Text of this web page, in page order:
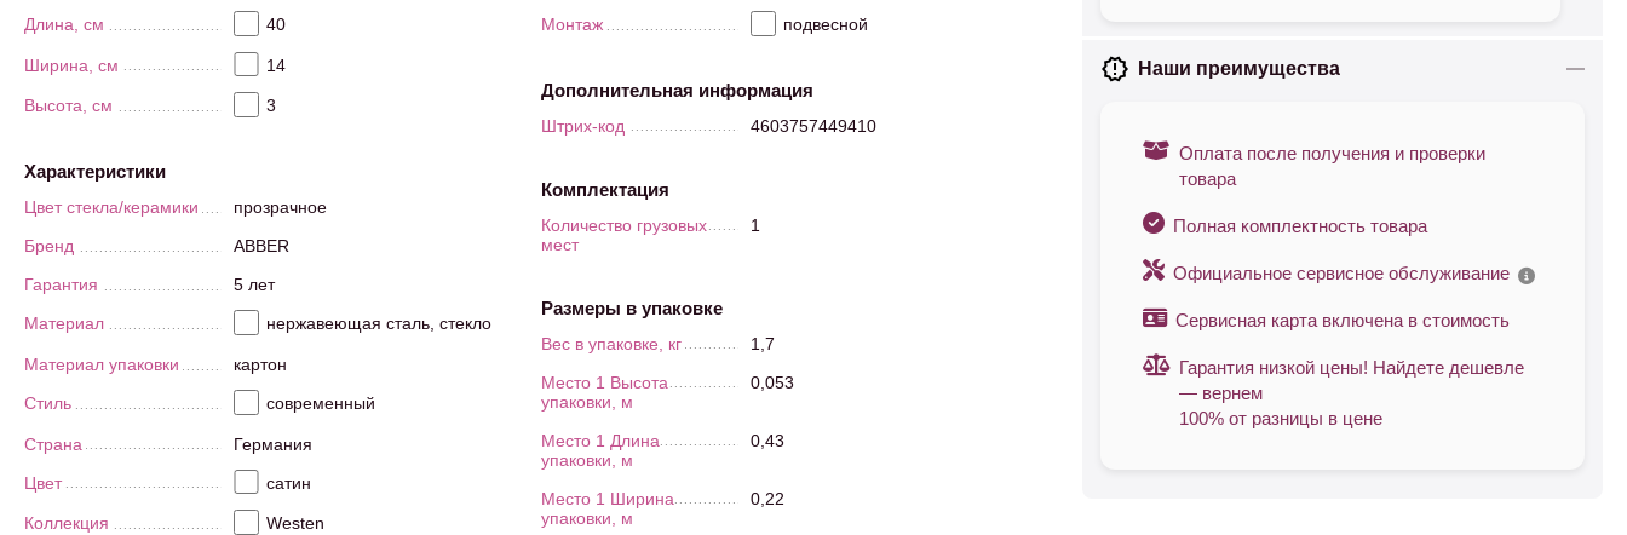
Наши преимущества
Оплата после получения и проверки
товара
Полная комплектность товара
Официальное сервисное обслуживание
Сервисная карта включена в стоимость
Гарантия низкой цены! Найдете дешевле
— вернем
100% от разницы в цене
Длина, см 40
Ширина, см 14
Высота, см 3
Характеристики
Цвет стекла/керамики
прозрачное
Бренд
ABBER
Гарантия
5 лет
Материал
нержавеющая сталь, стекло
Материал упаковки
картон
Стиль
современный
Страна
Германия
Цвет
сатин
Коллекция Westen
Монтаж подвесной
Дополнительная информация
Штрих-код 4603757449410
Комплектация
Количество грузовых
мест
1
Размеры в упаковке
Вес в упаковке, кг
1,7
Место 1 Высота
упаковки, м
0,053
Место 1 Длина
упаковки, м
0,43
Место 1 Ширина
упаковки, м
0,22